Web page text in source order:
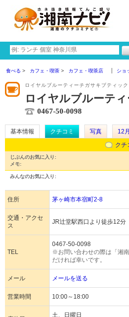
食べる カフェ・喫茶 カフェ・喫茶店 ショ
ロイヤルブルーティーチガサキブティック
ロイヤルブルーテ
0467-50-0098
基本情報 クチコミ 写真
12
クチ
じぶんのお気に入り:
メモ:
みんなのお気に入り:
住所 茅ヶ崎市本宿町2-8
交通・アクセ
ス
JR辻堂駅西口より徒歩12分
TEL
0467-50-0098
※お問い合わせの際は「湘
だければ幸いです。
メール メールを送る
営業時間 10:00～18:00
土、日曜日